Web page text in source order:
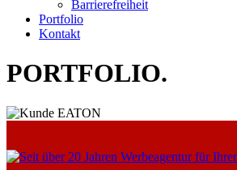
Barrierefreiheit
Portfolio
Kontakt
PORTFOLIO.